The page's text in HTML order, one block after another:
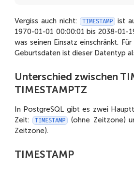
Vergiss auch nicht: TIMESTAMP ist
1970-01-01 00:00:01 bis 2038-01-
was seinen Einsatz einschränkt.
Geburtsdaten ist dieser Datentyp
Unterschied zwischen
TIMESTAMPTZ
In PostgreSQL gibt es zwei
Zeit:
TIMESTAMP (ohne Zeitzone)
Zeitzone).
TIMESTAMP